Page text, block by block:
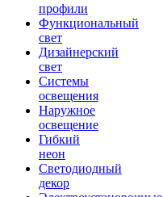
профили
Функциональный
свет
Дизайнерский
свет
Системы
освещения
Наружное
освещение
Гибкий
неон
Светодиодный
декор